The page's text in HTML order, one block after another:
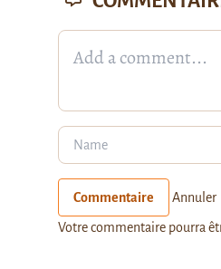
Commentaire Annuler
Votre commentaire pourra